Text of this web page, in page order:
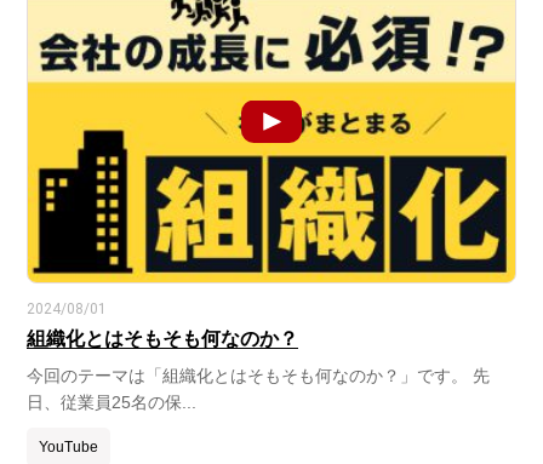
2024/08/01
組織化とはそもそも何なのか？
今回のテーマは「組織化とはそもそも何なのか？」です。 先
日、従業員25名の保...
YouTube